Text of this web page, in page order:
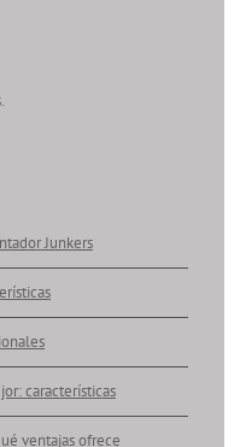
Junkers
características
ventajas ofrece